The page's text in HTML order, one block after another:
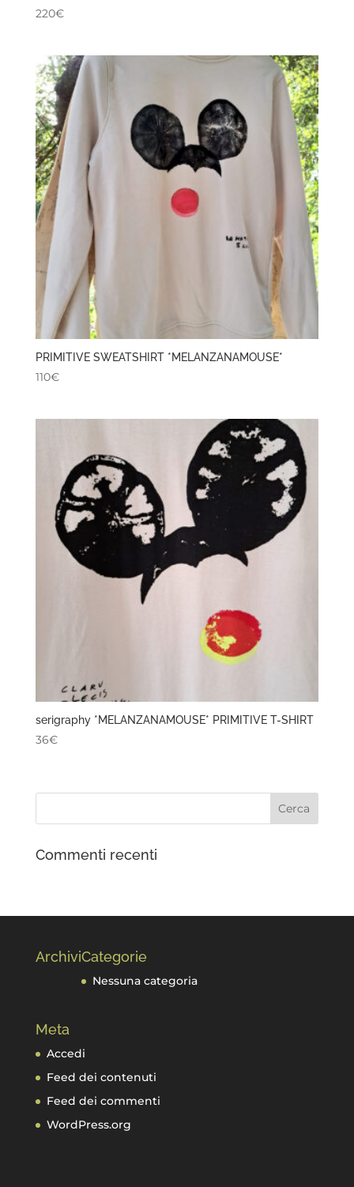
220€
PRIMITIVE SWEATSHIRT *MELANZANAMOUSE*
110€
serigraphy *MELANZANAMOUSE* PRIMITIVE T-SHIRT
36€
Commenti recenti
ArchiviCategorie
Nessuna categoria
Meta
Accedi
Feed dei contenuti
Feed dei commenti
WordPress.org